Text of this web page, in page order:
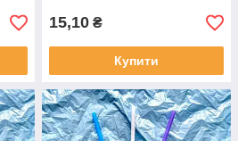
15,10 ₴
Купити